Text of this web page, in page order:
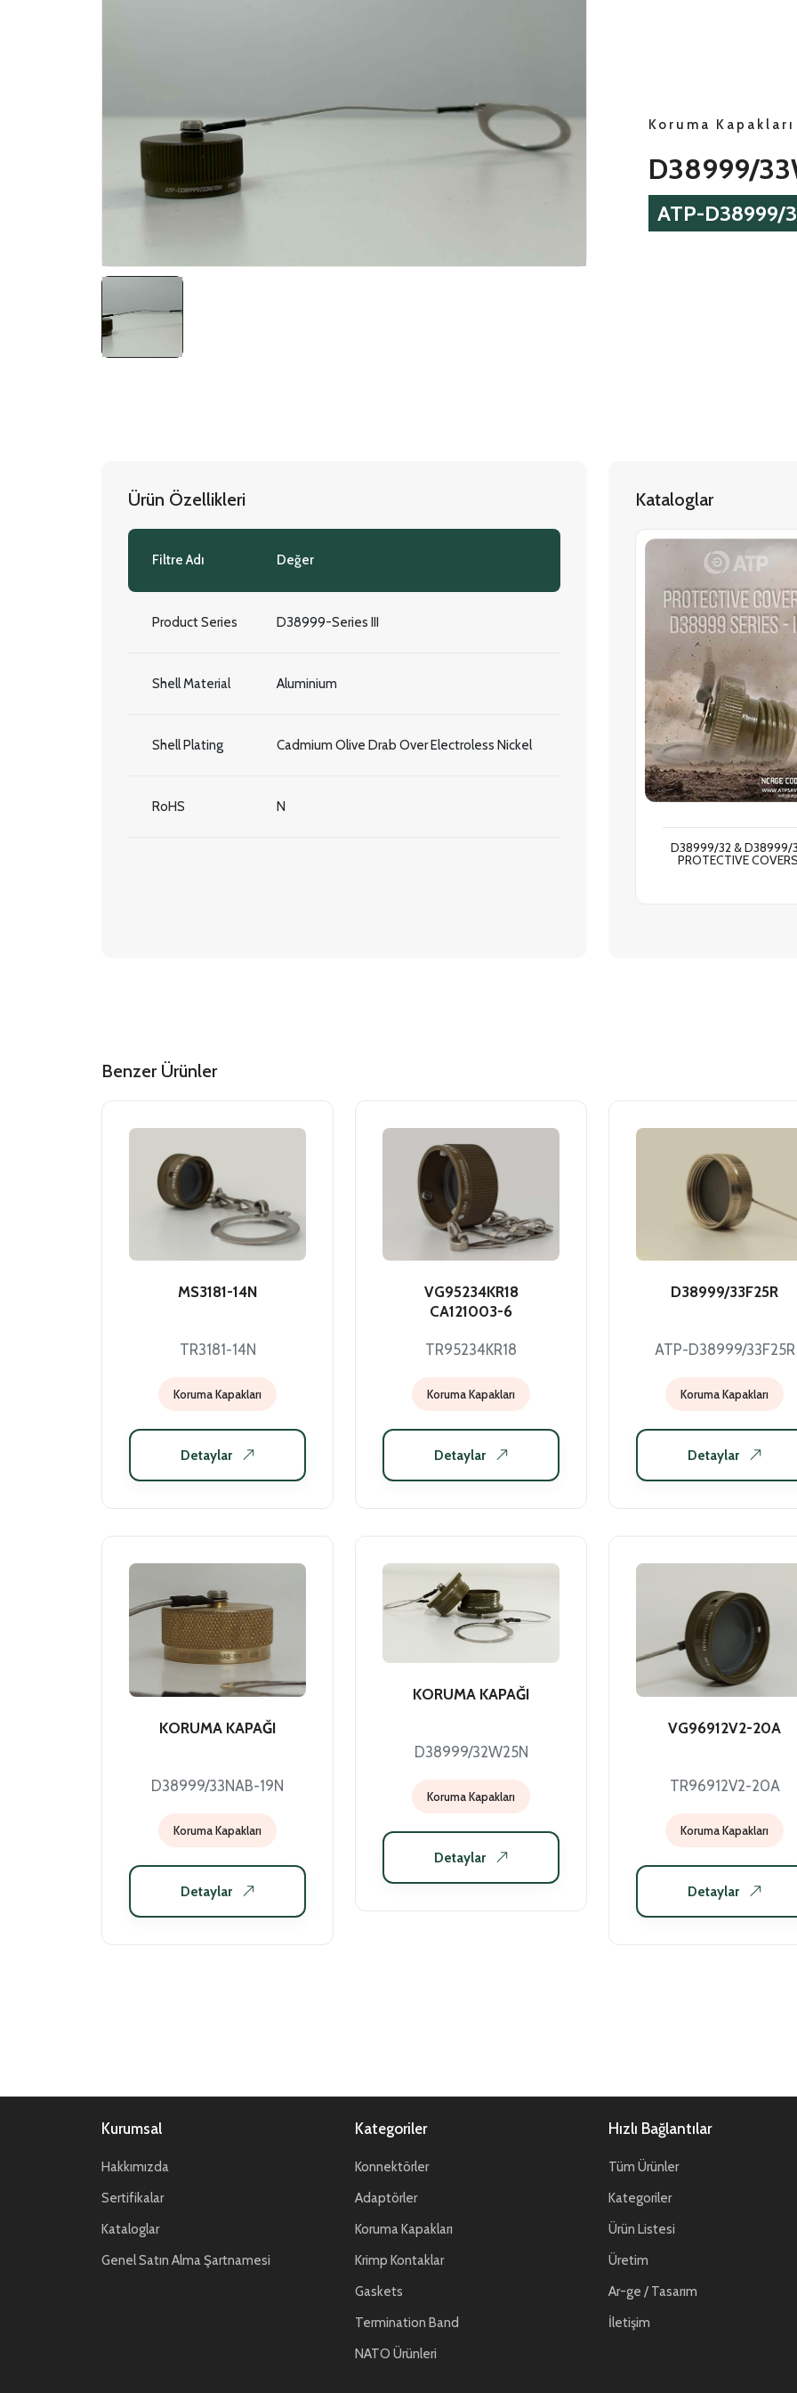
Koruma Kapakları
D38999/
ATP-D38999/
Ürün Özellikleri
Filtre Adı Değer
Product Series D38999-Series III
Shell Material Aluminium
Shell Plating Cadmium Olive Drab Over Electroless Nickel
RoHS N
Kataloglar
D38999/32 & D38999/
PROTECTIVE
Benzer Ürünler
MS3181-14N
TR3181-14N
Koruma Kapakları
Detaylar
VG95234KR18
CA121003-6
TR95234KR18
Koruma Kapakları
Detaylar
D38999/33F25R
ATP-D38999/33F25R
Koruma Kapakları
Detaylar
KORUMA KAPAĞI
D38999/33NAB-19N
Koruma Kapakları
Detaylar
KORUMA KAPAĞI
D38999/32W25N
Koruma Kapakları
Detaylar
VG96912V2-20A
TR96912V2-20A
Koruma Kapakları
Detaylar
Kurumsal
Hakkımızda
Sertifikalar
Kataloglar
Genel Satın Alma Şartnamesi
Kategoriler
Konnektörler
Adaptörler
Koruma Kapakları
Krimp Kontaklar
Gaskets
Termination Band
NATO Ürünleri
Hızlı Bağlantılar
Tüm Ürünler
Kategoriler
Ürün Listesi
Üretim
Ar-ge / Tasarım
İletişim